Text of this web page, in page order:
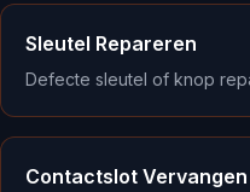
Sleutel Repareren
Defecte sleutel of knop
Contactslot Vervangen